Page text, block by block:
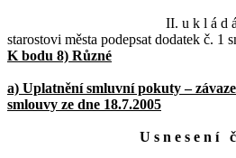
II. u k l á d á
starostovi města podepsat dodatek č. 1
K bodu 8) Různé
a) Uplatnění smluvní pokuty –
smlouvy ze dne 18.7.2005
U s n e s e n í